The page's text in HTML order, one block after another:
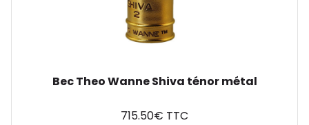
Bec Theo Wanne Shiva ténor métal
715.50€ TTC